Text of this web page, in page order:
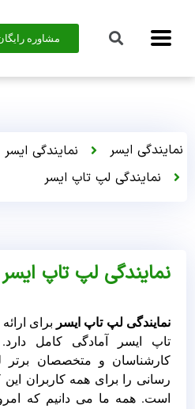
مشاوره
نمایندگی ایسر نمایندگی ایسر
نمایندگی لپ تاپ ایسر
نمایندگی لپ تاپ ایسر
نمایندگی لپ تاپ ایسر برای
تاپ ایسر آمادگی کامل
کارشناسان و متخصصان برتر
رسانی را برای همه کاربران
است. همه ما می دانیم که